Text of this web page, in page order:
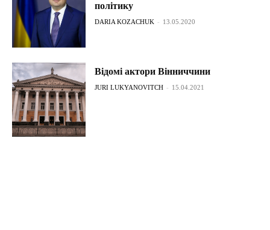
політику
DARIA KOZACHUK - 13.05.2020
Відомі актори Вінниччини
JURI LUKYANOVITCH - 15.04.2021